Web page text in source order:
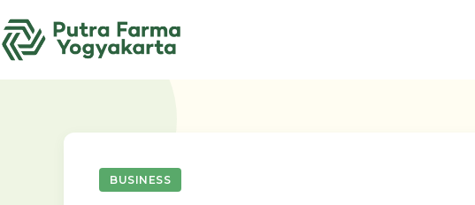
to
content
BUSINESS